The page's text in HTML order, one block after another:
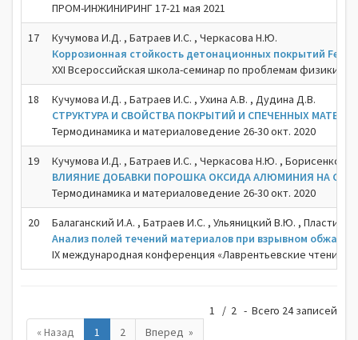
ПРОМ-ИНЖИНИРИНГ 17-21 мая 2021
17
Кучумова И.Д. , Батраев И.С. , Черкасова Н.Ю.
Коррозионная стойкость детонационных покрытий
XXI Всероссийская школа-семинар по проблемам физики
18
Кучумова И.Д. , Батраев И.С. , Ухина А.В. , Дудина Д.В.
СТРУКТУРА И СВОЙСТВА ПОКРЫТИЙ И СПЕЧЕННЫХ
Термодинамика и материаловедение 26-30 окт. 2020
19
Кучумова И.Д. , Батраев И.С. , Черкасова Н.Ю. , Борисенко
ВЛИЯНИЕ ДОБАВКИ ПОРОШКА ОКСИДА АЛЮМИНИЯ НА
Термодинамика и материаловедение 26-30 окт. 2020
20
Балаганский И.А. , Батраев И.С. , Ульяницкий В.Ю. ,
Анализ полей течений материалов при взрывном
IX международная конференция «Лаврентьевские чтения
« Назад 1 2 Вперед »
1 / 2 - Всего 24 записей